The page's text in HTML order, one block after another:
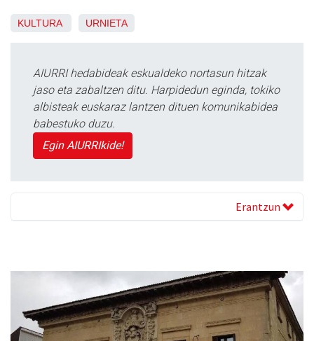
KULTURA URNIETA
AIURRI hedabideak eskualdeko nortasun hitzak
jaso eta zabaltzen ditu. Harpidedun eginda, tokiko
albisteak euskaraz lantzen dituen komunikabidea
babestuko duzu.
Egin AIURRIkide!
Erantzun